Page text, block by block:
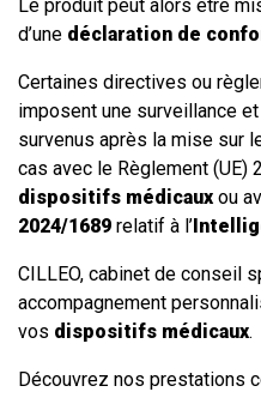
Le produit peut alors être
d’une déclaration de
Certaines directives ou
imposent une surveillance
survenus après la mise sur
cas avec le Règlement (UE)
dispositifs médicaux ou
2024/1689 relatif à l’
CILLEO, cabinet de conseil
accompagnement
vos dispositifs médicaux.
Découvrez nos prestations